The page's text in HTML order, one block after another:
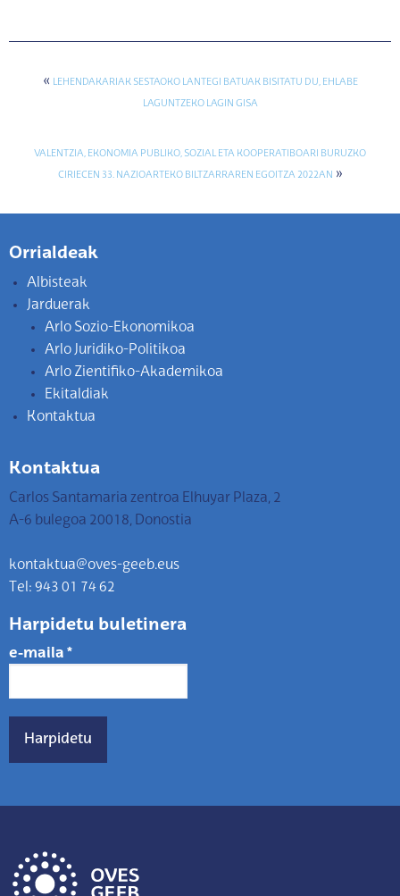
« LEHENDAKARIAK SESTAOKO LANTEGI BATUAK BISITATU DU, EHLABE
LAGUNTZEKO LAGIN GISA
VALENTZIA, EKONOMIA PUBLIKO, SOZIAL ETA KOOPERATIBOARI BURUZKO
CIRIECEN 33. NAZIOARTEKO BILTZARRAREN EGOITZA 2022AN »
Orrialdeak
Albisteak
Jarduerak
Arlo Sozio-Ekonomikoa
Arlo Juridiko-Politikoa
Arlo Zientifiko-Akademikoa
Ekitaldiak
Kontaktua
Kontaktua
Carlos Santamaria zentroa Elhuyar Plaza, 2
A-6 bulegoa 20018, Donostia
kontaktua@oves-geeb.eus
Tel: 943 01 74 62
Harpidetu buletinera
e-maila *